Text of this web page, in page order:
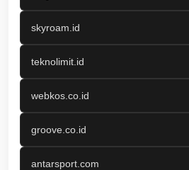
skyroam.id
teknolimit.id
webkos.co.id
groove.co.id
antarsport.com